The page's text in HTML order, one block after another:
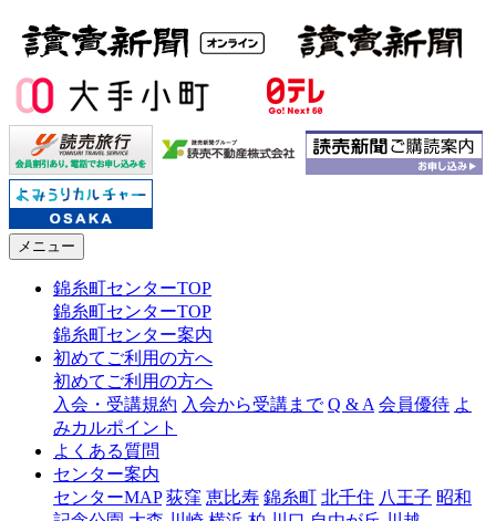
メニュー
錦糸町センターTOP
錦糸町センターTOP
錦糸町センター案内
初めてご利用の方へ
初めてご利用の方へ
入会・受講規約 入会から受講まで Q & A 会員優待 よ
みカルポイント
よくある質問
センター案内
センターMAP 荻窪 恵比寿 錦糸町 北千住 八王子 昭和